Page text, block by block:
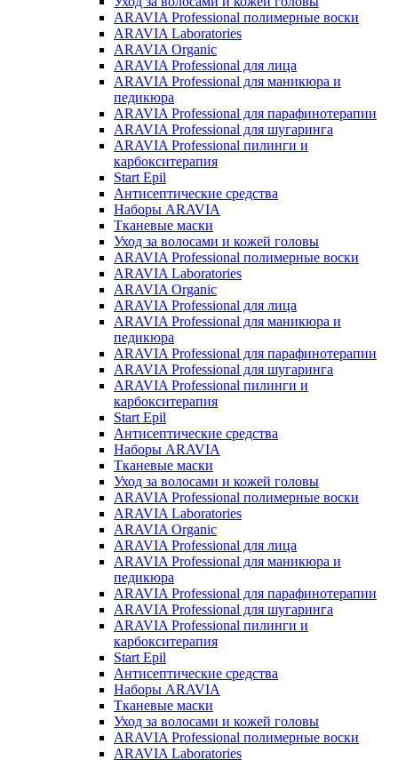
ARAVIA Professional полимерные воски
ARAVIA Laboratories
ARAVIA Organic
ARAVIA Professional для лица
ARAVIA Professional для маникюра и
педикюра
ARAVIA Professional для парафинотерапии
ARAVIA Professional для шугаринга
ARAVIA Professional пилинги и
карбокситерапия
Start Epil
Антисептические средства
Наборы ARAVIA
Тканевые маски
Уход за волосами и кожей головы
ARAVIA Professional полимерные воски
ARAVIA Laboratories
ARAVIA Organic
ARAVIA Professional для лица
ARAVIA Professional для маникюра и
педикюра
ARAVIA Professional для парафинотерапии
ARAVIA Professional для шугаринга
ARAVIA Professional пилинги и
карбокситерапия
Start Epil
Антисептические средства
Наборы ARAVIA
Тканевые маски
Уход за волосами и кожей головы
ARAVIA Professional полимерные воски
ARAVIA Laboratories
ARAVIA Organic
ARAVIA Professional для лица
ARAVIA Professional для маникюра и
педикюра
ARAVIA Professional для парафинотерапии
ARAVIA Professional для шугаринга
ARAVIA Professional пилинги и
карбокситерапия
Start Epil
Антисептические средства
Наборы ARAVIA
Тканевые маски
Уход за волосами и кожей головы
ARAVIA Professional полимерные воски
ARAVIA Laboratories